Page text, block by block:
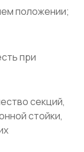
положении;
при
секций,
стойки,